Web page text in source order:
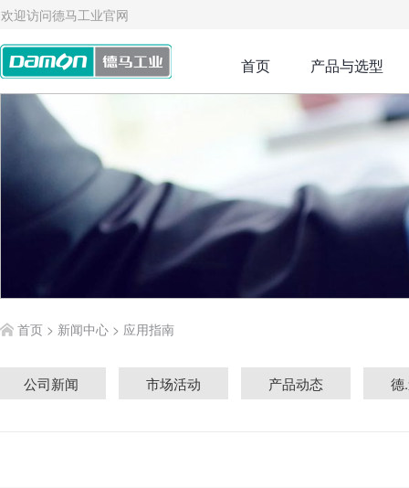
欢迎访问德马工业官网
首页 产品与选型
首页 > 新闻中心 > 应用指南
公司新闻 市场活动 产品动态 德